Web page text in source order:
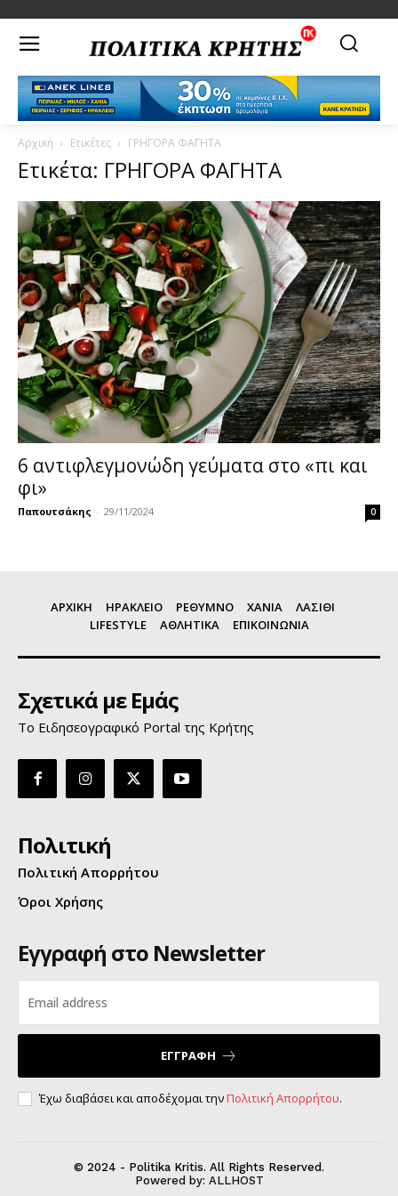
Αρχική Ετικέτες ΓΡΗΓΟΡΑ ΦΑΓΗΤΑ
Ετικέτα: ΓΡΗΓΟΡΑ ΦΑΓΗΤΑ
6 αντιφλεγμονώδη γεύματα στο «πι και
φι»
Παπουτσάκης - 29/11/2024 0
ΑΡΧΙΚΗ ΗΡΑΚΛΕΙΟ ΡΕΘΥΜΝΟ ΧΑΝΙΑ
ΛΑΣΙΘΙ
LIFESTYLE
ΑΘΛΗΤΙΚΑ ΕΠΙΚΟΙΝΩΝΙΑ
Σχετικά με Εμάς
Το Ειδησεογραφικό Portal της Κρήτης
Πολιτική
Πολιτική Απορρήτου
Όροι Χρήσης
Εγγραφή στο Newsletter
ΕΓΓΡΑΦΗ
Έχω διαβάσει και αποδέχομαι τηνΠολιτική Απορρήτου.
© 2024 - Politika Kritis. All Rights Reserved.
Powered by: ALLHOST